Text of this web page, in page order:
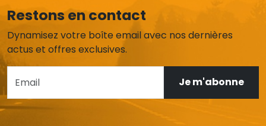
Restons en contact
Dynamisez votre boîte email avec nos dernières
actus et offres exclusives.
Je m'abonne